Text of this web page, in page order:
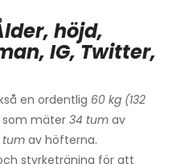
höjd,
IG, Twitter,
en ordentlig 60 kg (132
som mäter 34 tum av
tum av höfterna.
styrketräning för att